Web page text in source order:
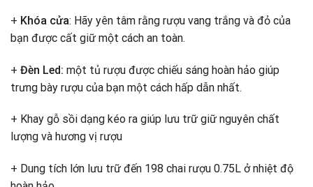
+ Khóa cửa: Hãy yên tâm rằng rượu vang trắng và đỏ của
bạn được cất giữ một cách an toàn.
+ Đèn Led: một tủ rượu được chiếu sáng hoàn hảo giúp
trưng bày rượu của bạn một cách hấp dẫn nhất.
+ Khay gỗ sồi dạng kéo ra giúp lưu trữ giữ nguyên chất
lượng và hương vị rượu
+ Dung tích lớn lưu trữ đến 198 chai rượu 0.75L ở nhiệt độ